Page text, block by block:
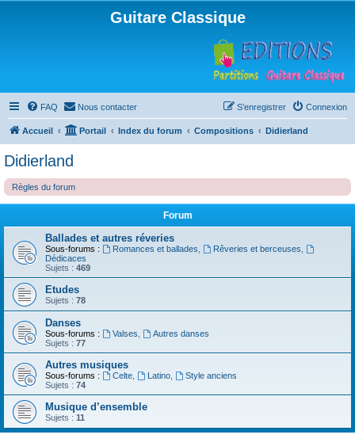
Guitare Classique
FAQ Nous contacter Connexion
S’enregistrer
Accueil Portail Index du forum Compositions Didierland
Didierland
Règles du forum
Forum
Ballades et autres réveries
Sous-forums : Romances et ballades Rêveries et berceuses
Dédicaces
Sujets : 469
Etudes
Sujets : 78
Danses
Sous-forums : Valses
Autres danses
Sujets : 77
Autres musiques
Sous-forums : Celte, Latino,
Style anciens
Sujets : 74
Musique d’ensemble
Sujets : 11